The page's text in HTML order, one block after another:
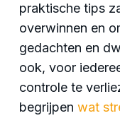
praktische tips
overwinnen en
gedachten en
ook, voor
controle te
begrijpen wat